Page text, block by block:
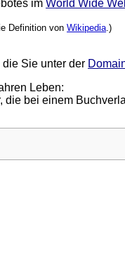
imWorld Wide
Definition vonWikipedia .)
Sie unter der
Leben:
die bei einem